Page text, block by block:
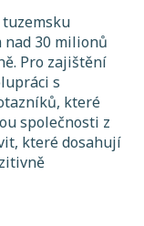
30 milionů
Pro zajištění
s
které
společnosti z
které dosahují